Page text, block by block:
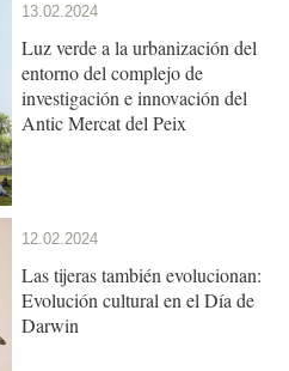
13.02.2024
Luz verde a la urbanización del
entorno del complejo de
investigación e innovación del
Antic Mercat del Peix
12.02.2024
Las tijeras también evolucionan:
Evolución cultural en el Día de
Darwin